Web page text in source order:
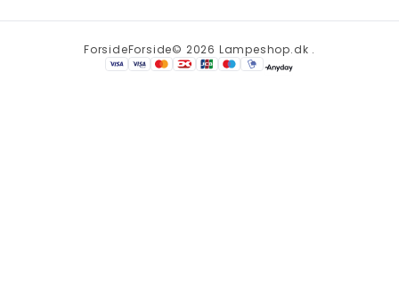
ForsideForside© 2026 Lampeshop.dk .